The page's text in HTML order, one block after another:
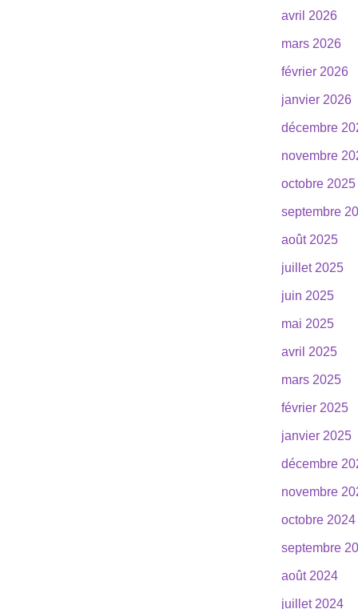
avril 2026
mars 2026
février 2026
janvier 2026
décembre
novembre
octobre 2025
septembre
août 2025
juillet 2025
juin 2025
mai 2025
avril 2025
mars 2025
février 2025
janvier 2025
décembre
novembre
octobre 2024
septembre
août 2024
juillet 2024